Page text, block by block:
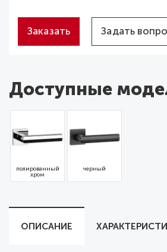
Заказать Задать
Доступные
полированный
хром
черный
ОПИСАНИЕ